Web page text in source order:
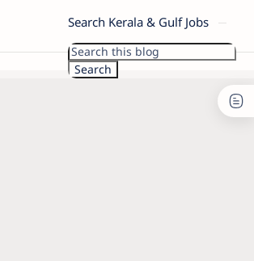
Search Kerala & Gulf Jobs